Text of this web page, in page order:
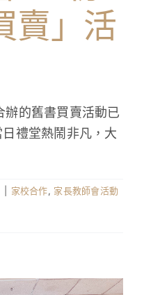
賣」活
辦的舊書買賣活動已
禮堂熱鬧非凡，大
家校合作, 家長教師會活動